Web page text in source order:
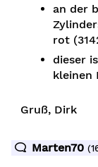
an der
rot
dieser
kleinen
Gruß, Dirk
Marten70